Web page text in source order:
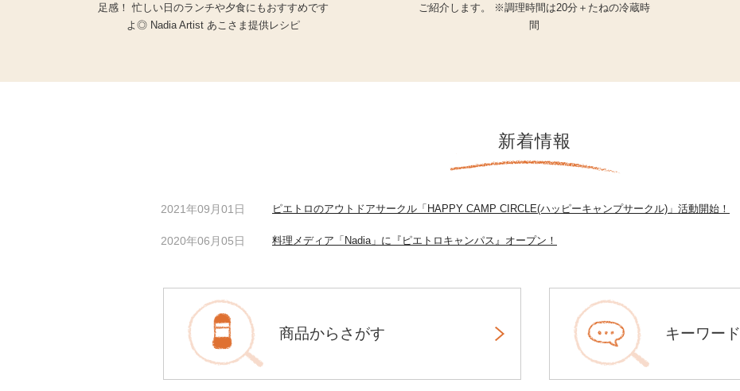
足感！ 忙しい日のランチや夕食にもおすすめです
よ◎ Nadia Artist あこさま提供レシピ
ご紹介します。 ※調理時間は20分＋たねの冷蔵時
間
新着情報
2021年09月01日 ピエトロのアウトドアサークル「HAPPY CAMP CIRCLE(ハッピーキャンプサークル)」活動開始！
2020年06月05日 料理メディア「Nadia」に『ピエトロキャンパス』オープン！
商品からさがす キーワード